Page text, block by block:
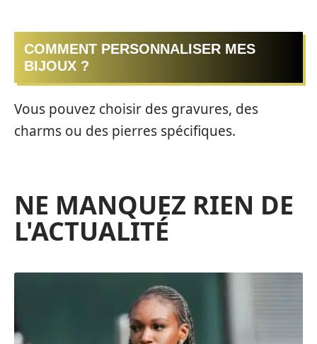
COMMENT PERSONNALISER MES
BIJOUX ?
Vous pouvez choisir des gravures, des
charms ou des pierres spécifiques.
NE MANQUEZ RIEN DE
L'ACTUALITÉ